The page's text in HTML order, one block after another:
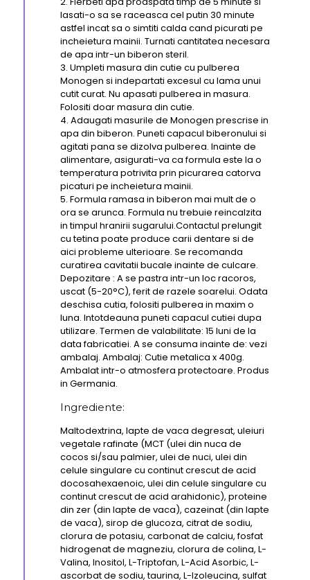
lasati-o sa se raceasca cel putin 30 minute
astfel incat sa o simtiti calda cand picurati pe
incheietura mainii. Turnati cantitatea necesara
de apa intr-un biberon steril.
3. Umpleti masura din cutie cu pulberea
Monogen si indepartati excesul cu lama unui
cutit curat. Nu apasati pulberea in masura.
Folositi doar masura din cutie.
4. Adaugati masurile de Monogen prescrise in
apa din biberon. Puneti capacul biberonului si
agitati pana se dizolva pulberea. Inainte de
alimentare, asigurati-va ca formula este la o
temperatura potrivita prin picurarea catorva
picaturi pe incheietura mainii.
5. Formula ramasa in biberon mai mult de o
ora se arunca. Formula nu trebuie reincalzita
in timpul hranirii sugarului.Contactul prelungit
cu tetina poate produce carii dentare si de
aici probleme ulterioare. Se recomanda
curatirea cavitatii bucale inainte de culcare.
Depozitare : A se pastra intr-un loc racoros,
uscat (5-20°C), ferit de razele soarelui. Odata
deschisa cutia, folositi pulberea in maxim o
luna. Intotdeauna puneti capacul cutiei dupa
utilizare. Termen de valabilitate: 15 luni de la
data fabricatiei. A se consuma inainte de: vezi
ambalaj. Ambalaj: Cutie metalica x 400g.
Ambalat intr-o atmosfera protectoare. Produs
in Germania.
Ingrediente:
Maltodextrina, lapte de vaca degresat, uleiuri
vegetale rafinate (MCT (ulei din nuca de
cocos si/sau palmier, ulei de nuci, ulei din
celule singulare cu continut crescut de acid
docosahexaenoic, ulei din celule singulare cu
continut crescut de acid arahidonic), proteine
din zer (din lapte de vaca), cazeinat (din lapte
de vaca), sirop de glucoza, citrat de sodiu,
clorura de potasiu, carbonat de calciu, fosfat
hidrogenat de magneziu, clorura de colina, L-
Valina, Inositol, L-Triptofan, L-Acid Asorbic, L-
ascorbat de sodiu, taurina, L-Izoleucina, sulfat